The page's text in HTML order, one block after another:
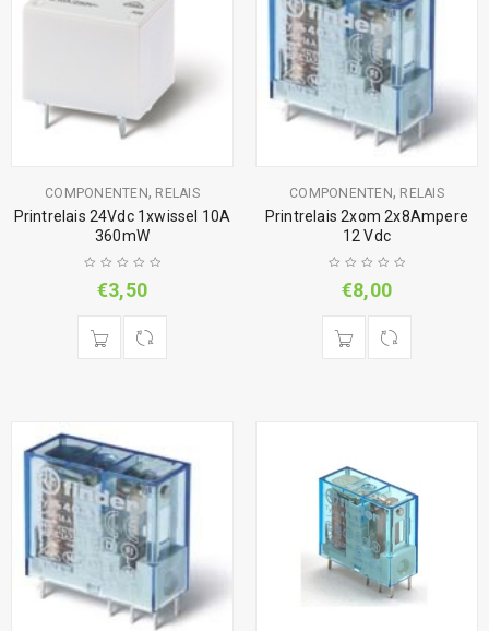
COMPONENTEN, RELAIS
Printrelais 24Vdc 1xwissel 10A
360mW
€3,50
COMPONENTEN, RELAIS
Printrelais 2xom 2x8Ampere
12 Vdc
€8,00